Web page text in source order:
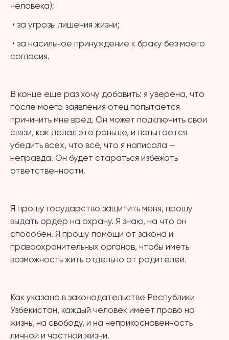
человека);
• за угрозы лишения жизни;
• за насильное принуждение к браку без моего
согласия.
В конце ещё раз хочу добавить: я уверена, что
после моего заявления отец попытается
причинить мне вред. Он может подключить свои
связи, как делал это раньше, и попытается
убедить всех, что всё, что я написала —
неправда. Он будет стараться избежать
ответственности.
Я прошу государство защитить меня, прошу
выдать ордер на охрану. Я знаю, на что он
способен. Я прошу помощи от закона и
правоохранительных органов, чтобы иметь
возможность жить отдельно от родителей.
Как указано в законодательстве Республики
Узбекистан, каждый человек имеет право на
жизнь, на свободу, и на неприкосновенность
личной и частной жизни.